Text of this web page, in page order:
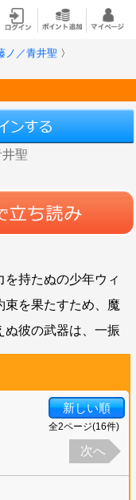
ノ／青井聖 〉
聖
持たぬの少年ウィ
を果たすため、魔
ぬ彼の武器は、一振
新しい順
全2ページ(16件)
次へ